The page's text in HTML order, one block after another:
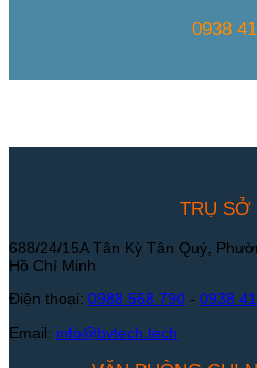
0938
TRỤ SỞ
688/24/15A Tân Kỳ Tân Quý,
Hồ Chí Minh
Điện thoại: 0988 568 790 - 0938
Email: info@bvtech.tech